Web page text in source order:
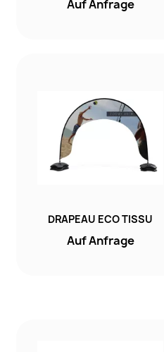
Auf Anfrage
DRAPEAU ECO TISSU
Auf Anfrage